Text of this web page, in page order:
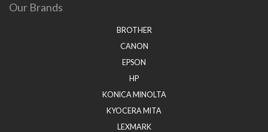
Our Brands
BROTHER
CANON
EPSON
HP
KONICA MINOLTA
KYOCERA MITA
LEXMARK